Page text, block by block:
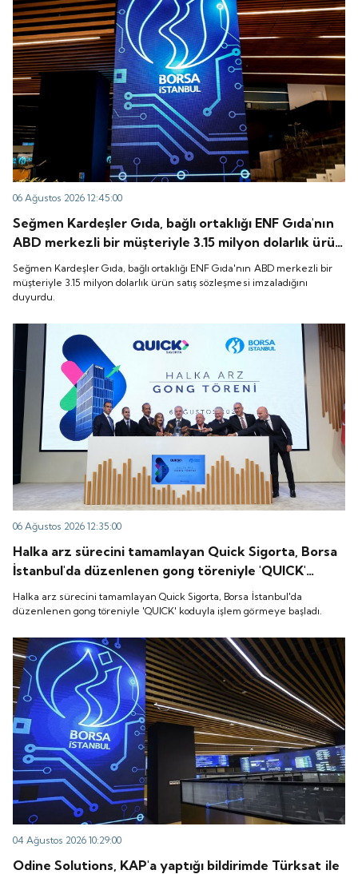
06 Ağustos 2026 12:45:00
Seğmen Kardeşler Gıda, bağlı ortaklığı ENF Gıda'nın
ABD merkezli bir müşteriyle 3.15 milyon dolarlık ürün
satış sözleşmesi imzaladığını duyurdu.
Seğmen Kardeşler Gıda, bağlı ortaklığı ENF Gıda'nın ABD merkezli bir
müşteriyle 3.15 milyon dolarlık ürün satış sözleşmesi imzaladığını
duyurdu.
06 Ağustos 2026 12:35:00
Halka arz sürecini tamamlayan Quick Sigorta, Borsa
İstanbul'da düzenlenen gong töreniyle 'QUICK'
koduyla işlem görmeye başladı.
Halka arz sürecini tamamlayan Quick Sigorta, Borsa İstanbul'da
düzenlenen gong töreniyle 'QUICK' koduyla işlem görmeye başladı.
04 Ağustos 2026 10:29:00
Odine Solutions, KAP'a yaptığı bildirimde Türksat ile